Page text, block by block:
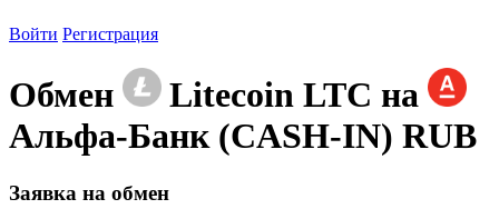
Войти Регистрация
Обмен
Litecoin LTC на
Альфа-Банк (CASH-IN) RUB
Заявка на обмен